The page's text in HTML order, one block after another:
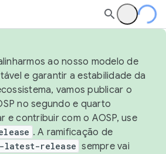
ao nosso modelo de
e garantir a estabilidade da
vamos publicar o
no segundo e quarto
e contribuir com o AOSP, use
. A ramificação de
latest-release sempre vai